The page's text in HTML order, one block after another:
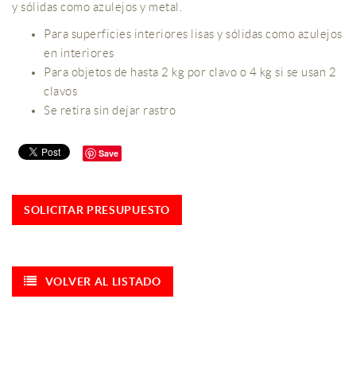
y sólidas como azulejos y metal.
Para superficies interiores lisas y sólidas como azulejos
en interiores
Para objetos de hasta 2 kg por clavo o 4 kg si se usan 2
clavos
Se retira sin dejar rastro
Save
SOLICITAR PRESUPUESTO
VOLVER AL LISTADO